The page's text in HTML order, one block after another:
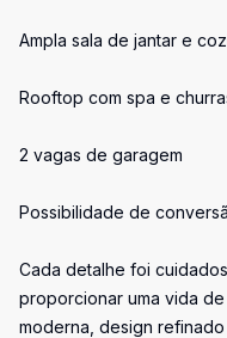
Ampla sala de jantar e
Rooftop com spa e
2 vagas de garagem
Possibilidade de
Cada detalhe foi
proporcionar uma vida
moderna, design